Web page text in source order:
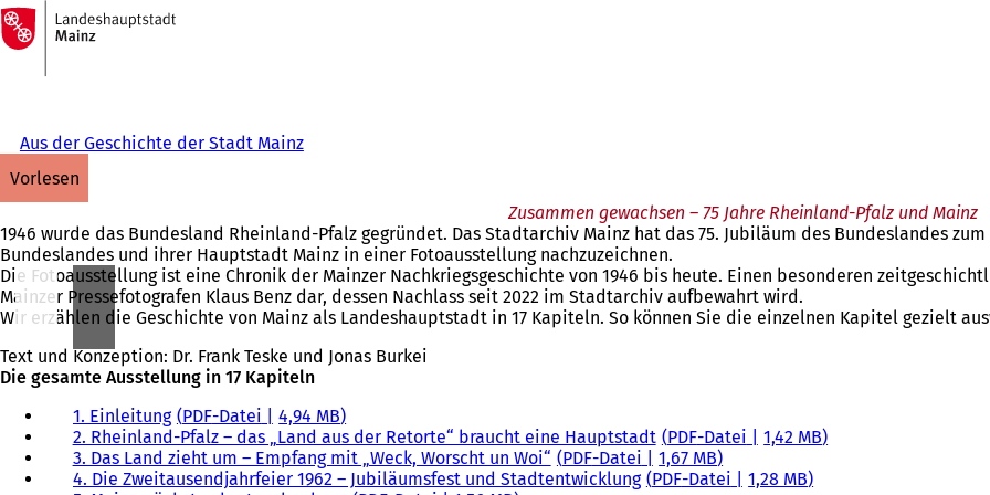
Inhalt anspringen
Zur
Startseite
Aus der Geschichte der Stadt Mainz
vorlesen
Zusammen gewachsen – 75 Jahre Rheinland-Pfalz und Mainz
1946 wurde das Bundesland Rheinland-Pfalz gegründet. Das Stadtarchiv Mainz hat das 75. Jubiläum des Bundeslandes
Bundeslandes und ihrer Hauptstadt Mainz in einer Fotoausstellung nachzuzeichnen.
Die Fotoausstellung ist eine Chronik der Mainzer Nachkriegsgeschichte von 1946 bis heute. Einen besonderen
Mainzer Pressefotografen Klaus Benz dar, dessen Nachlass seit 2022 im Stadtarchiv aufbewahrt wird.
Wir erzählen die Geschichte von Mainz als Landeshauptstadt in 17 Kapiteln. So können Sie die einzelnen Kapitel gezielt
Text und Konzeption: Dr. Frank Teske und Jonas Burkei
Die gesamte Ausstellung in 17 Kapiteln
1. Einleitung PDF-Datei
4,94 MB
2. Rheinland-Pfalz – das „Land aus der Retorte“ braucht eine Hauptstadt PDF-Datei
1,42 MB
3. Das Land zieht um – Empfang mit „Weck, Worscht un Woi“ PDF-Datei
1,67 MB
4. Die Zweitausendjahrfeier 1962 – Jubiläumsfest und Stadtentwicklung PDF-Datei
1,28 MB